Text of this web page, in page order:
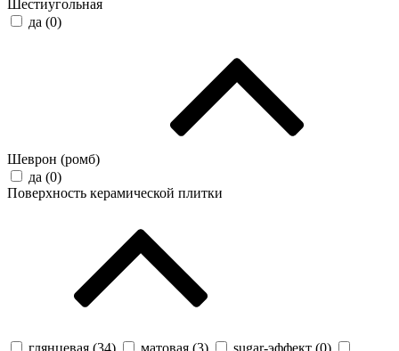
Шестиугольная
да (0)
Шеврон (ромб)
да (0)
Поверхность керамической плитки
глянцевая (34) матовая (3) sugar-эффект (0)